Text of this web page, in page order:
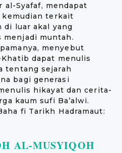
Syafaf, mendapat
terkait
di luar akal yang
menjadi muntah.
menyebut
dapat menulis
tentang sejarah
bagi generasi
hikayat dan cerita-
kaum sufi Ba’alwi.
fi Tarikh Hadramaut:
AL-MUSYIQOH